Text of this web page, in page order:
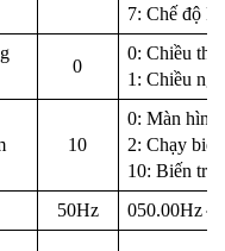
7: Chế độ
0
0: Chiều
1: Chiều
10
0: Màn hình
2: Chạy
10: Biến trở
50Hz 050.00Hz～